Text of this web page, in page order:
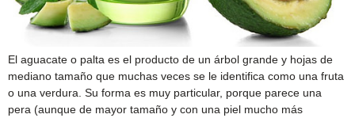
El aguacate o palta es el producto de un árbol grande y hojas de
mediano tamaño que muchas veces se le identifica como una fruta
o una verdura. Su forma es muy particular, porque parece una
pera (aunque de mayor tamaño y con una piel mucho más